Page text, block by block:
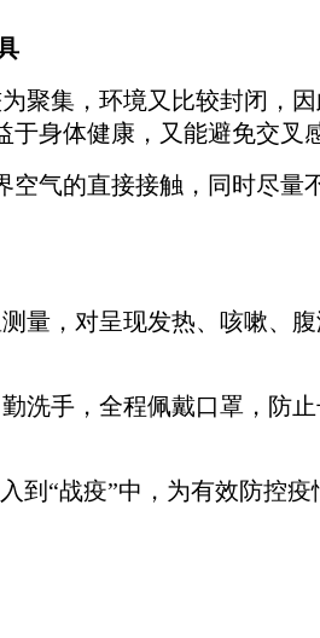
聚集，环境又比较封闭，
身体健康，又能避免交叉
气的直接接触，同时尽量
量，对呈现发热、咳嗽、
洗手，全程佩戴口罩，防
到“战疫”中，为有效防控疫